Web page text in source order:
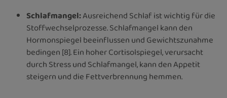
Schlafmangel:Ausreichend Schlaf ist wichtig für die
Stoffwechselprozesse. Schlafmangel kann den
Hormonspiegel beeinflussen und Gewichtszunahme
bedingen [8]. Ein hoher Cortisolspiegel, verursacht
durch Stress und Schlafmangel, kann den Appetit
steigern und die Fettverbrennung hemmen.